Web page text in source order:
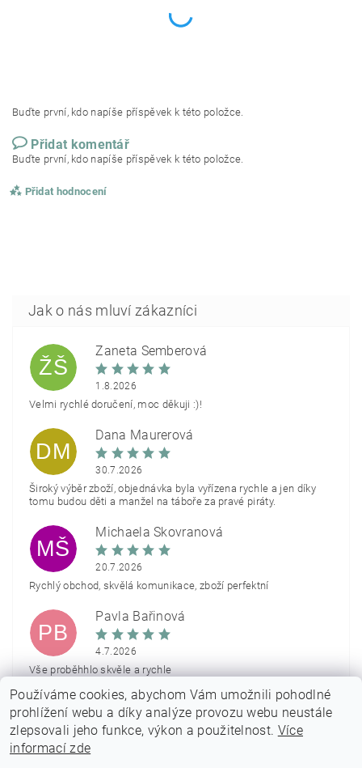
Buďte první, kdo napíše příspěvek k této položce.
Přidat komentář
Buďte první, kdo napíše příspěvek k této položce.
Přidat hodnocení
ŽŠ
Žaneta Šemberová
1.8.2026
Velmi rychlé doručení, moc děkuji :)!
DM
Dana Maurerová
30.7.2026
Široký výběr zboží, objednávka byla vyřízena rychle a jen díky
tomu budou děti a manžel na táboře za pravé piráty.
MŠ
Michaela Škovranová
20.7.2026
Rychlý obchod, skvělá komunikace, zboží perfektní
PB
Pavla Bařinová
4.7.2026
Vše proběhhlo skvěle a rychle
Zobrazit další hodnocení
Používáme cookies, abychom Vám umožnili pohodlné
prohlížení webu a díky analýze provozu webu neustále
zlepsovali jeho funkce, výkon a použitelnost. Více
informací zde